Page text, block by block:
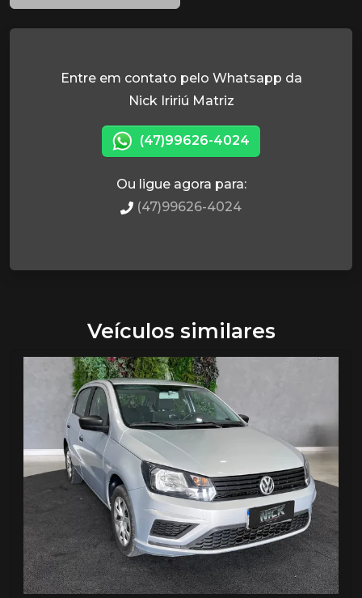
Entre em contato pelo Whatsapp da
Nick Iririú Matriz
(47)99626-4024
Ou ligue agora para:
(47)99626-4024
Veículos similares